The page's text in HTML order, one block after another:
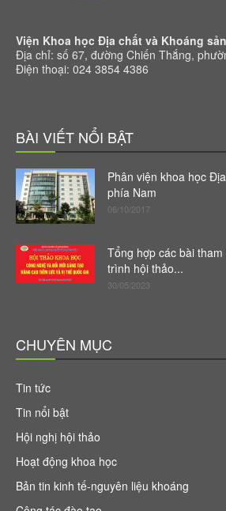
Viện Khoa học Địa chất và Khoáng sản
Địa chỉ: số 67, đường Chiến Thắng,
Điện thoại: 024 3854 4386
BÀI VIẾT NỔI BẬT
Phân viện khoa học
phía Nam
06/10/2017
Tổng hợp các bài
trình hội thảo...
30/05/2023
CHUYÊN MỤC
Tin tức
Tin nổi bật
Hội nghị hội thảo
Hoạt động khoa học
Bản tin kinh tế-nguyên liệu khoáng